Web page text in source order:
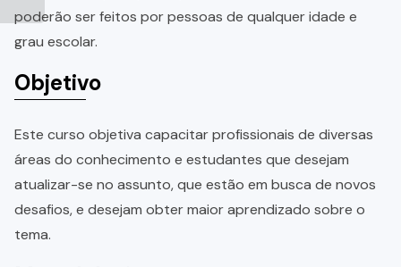
poderão ser feitos por pessoas de qualquer idade e
grau escolar.
Objetivo
Este curso objetiva capacitar profissionais de diversas
áreas do conhecimento e estudantes que desejam
atualizar-se no assunto, que estão em busca de novos
desafios, e desejam obter maior aprendizado sobre o
tema.